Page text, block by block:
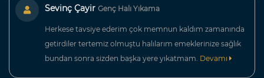
Sevinç Çayir Genç Halı Yıkama
Herkese tavsiye ederim çok memnun kaldım zamanında
getirdiler tertemiz olmuştu halılarım emeklerinize sağlık
bundan sonra sizden başka yere yıkatmam. Devamı